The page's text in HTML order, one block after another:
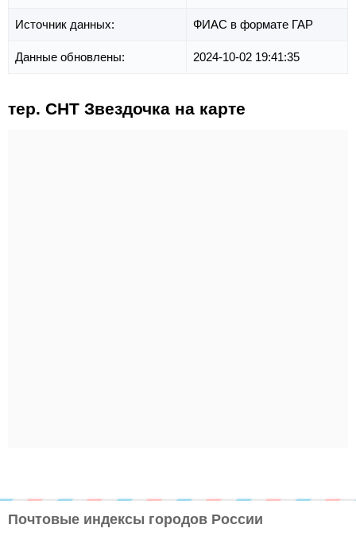
Источник данных: ФИАС в формате ГАР
Данные обновлены: 2024-10-02 19:41:35
тер. СНТ Звездочка на карте
Почтовые индексы городов России